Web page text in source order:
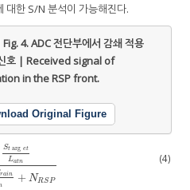
대한 S/N 분석이 가능해진다.
4.ADC 전단부에서 감쇄 적용
호 | Received signal of
in the RSP front.
Original Figure
St arg et
Latn
rain + NRSP
etLatnNo+Cr
(4)